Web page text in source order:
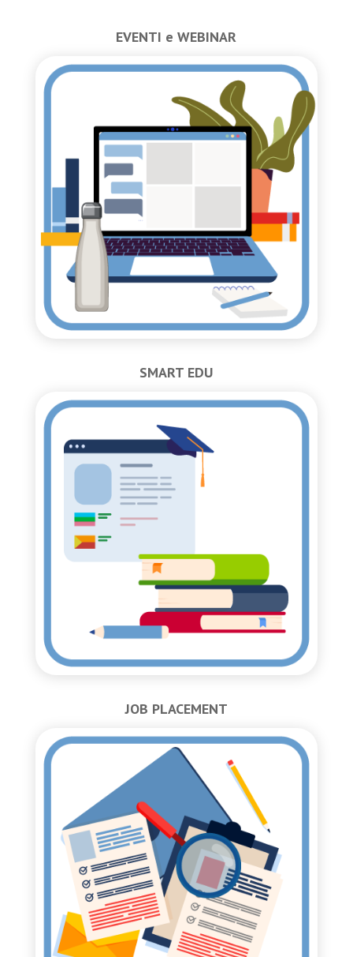
EVENTI e WEBINAR
SMART EDU
JOB PLACEMENT